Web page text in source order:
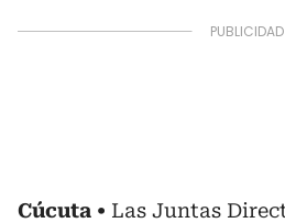
Cúcuta
Las Juntas